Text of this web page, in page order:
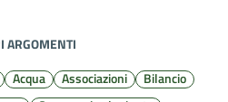
ARGOMENTI
Acqua Associazioni
Bilancio